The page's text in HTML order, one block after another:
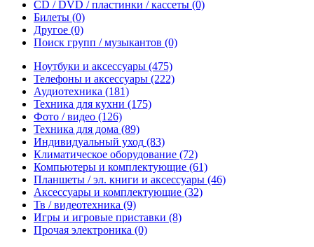
CD / DVD / пластинки / кассеты (0)
Билеты (0)
Другое (0)
Поиск групп / музыкантов (0)
Ноутбуки и аксессуары (475)
Телефоны и аксессуары (222)
Аудиотехника (181)
Техника для кухни (175)
Фото / видео (126)
Техника для дома (89)
Индивидуальный уход (83)
Климатическое оборудование (72)
Компьютеры и комплектующие (61)
Планшеты / эл. книги и аксессуары (46)
Аксессуары и комплектующие (32)
Тв / видеотехника (9)
Игры и игровые приставки (8)
Прочая электроника (0)